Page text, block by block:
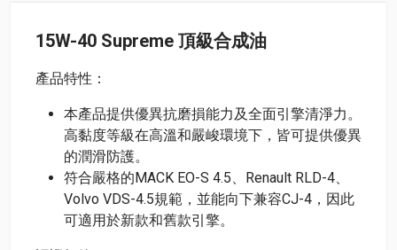
15W-40 Supreme 頂級合成油
產品特性：
本產品提供優異抗磨損能力及全面引擎清淨力。
高黏度等級在高溫和嚴峻環境下，皆可提供優異
的潤滑防護。
符合嚴格的MACK EO-S 4.5、Renault RLD-4、
Volvo VDS-4.5規範，並能向下兼容CJ-4，因此
可適用於新款和舊款引擎。